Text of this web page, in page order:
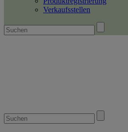
Verkaufsstellen